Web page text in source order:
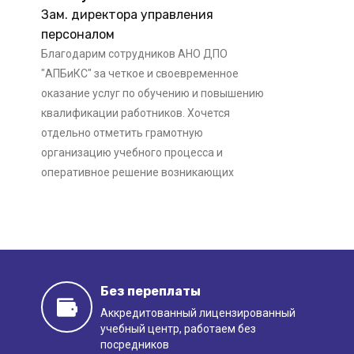
Подать заявку может любой желающий,
имеющий профильное высшее образование
и работающий в сфере строительства,
архитектуры, инженерных изысканий. После
завершения курса обучения и прохождения
итогового испытания все слушатели
получают удостоверение,
зарегистрированное в системе ФРДО, в
Программы повышения квалификации по
проектированию разработаны для
проектировщиков различных направлений:
Зам. директора управления
персоналом
Благодарим сотрудников АНО ДПО
"АПБиКС" за четкое и своевременное
оказание услуг по обучению и повышению
квалификации работников. Хочется
отдельно отметить грамотную
организацию учебного процесса и
оперативное решение возникающих
М. И. Мачарашвили
Исполнительный директор
Без переплаты
Аккредитованный лицензированный
учебный центр, работаем без
посредников